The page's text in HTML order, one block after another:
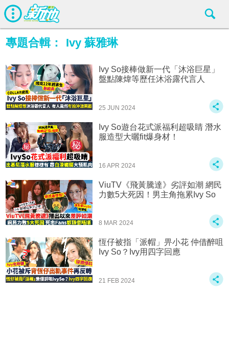
專題合輯： Ivy 蘇雅琳
Ivy So接棒做新一代「沐浴巨星」
盤點陳煒等歷任沐浴露代言人
25 JUN 2024
Ivy So遊台花式派福利超吸睛 潛水
服造型大曬fit爆身材！
16 APR 2024
ViuTV《飛黃騰達》劣評如潮 網民
力數5大死因！男主角拖累Ivy So
8 MAR 2024
恆仔被指「派帽」畀小花 仲借醉咀
Ivy So？Ivy用四字回應
21 FEB 2024